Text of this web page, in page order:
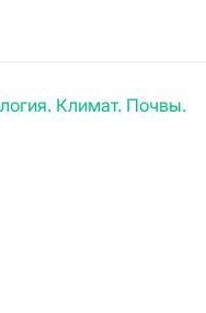
Климат. Почвы.